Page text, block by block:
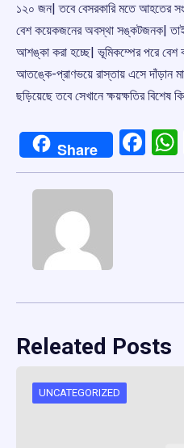
১২০ জন| তবে বেসরকারি মতে আহতের
বেশ কয়েকজনের অবস্থা সঙ্কটজনক|
আশঙ্কা করা হচ্ছে| ভূমিকম্পের পরে বেশ
আতঙ্কে-প্রাণভয়ে রাস্তায় এসে
ছড়িয়েছে তবে সেখানে ক্ষয়ক্ষতির বিশেষ
Share
Releated Posts
UNCATEGORIZED